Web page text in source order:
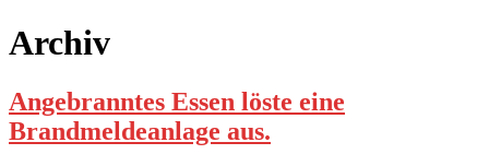
Archiv
Angebranntes Essen löste eine
Brandmeldeanlage aus.